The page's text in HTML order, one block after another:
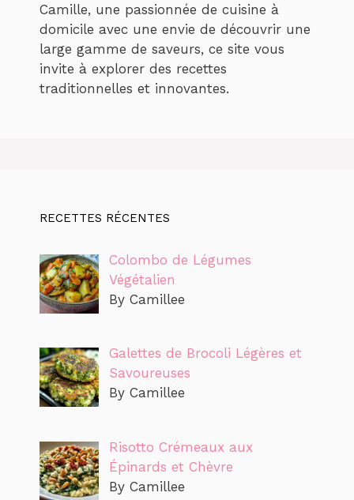
Camille, une passionnée de cuisine à
domicile avec une envie de découvrir une
large gamme de saveurs, ce site vous
invite à explorer des recettes
traditionnelles et innovantes.
RECETTES RÉCENTES
Colombo de Légumes
Végétalien
By Camillee
Galettes de Brocoli Légères et
Savoureuses
By Camillee
Risotto Crémeaux aux
Épinards et Chèvre
By Camillee